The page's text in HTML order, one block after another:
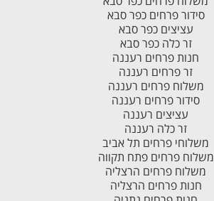
סידור פרחים כפר סבא
עציצים כפר סבא
זר כלה כפר סבא
חנות פרחים רעננה
זר פרחים רעננה
משלוח פרחים רעננה
סידור פרחים רעננה
עציצים רעננה
זר כלה רעננה
משלוחי פרחים תל אביב
משלוח פרחים פתח תקווה
משלוח פרחים הרצליה
חנות פרחים הרצליה